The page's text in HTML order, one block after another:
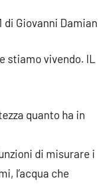
di Giovanni
stiamo vivendo. IL
quanto ha in
di misurare i
l’acqua che